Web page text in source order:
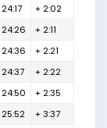
24:17
+ 2:02
24:26
+ 2:11
24:36
+ 2:21
24:37
+ 2:22
24:50
+ 2:35
25:52 + 3:37